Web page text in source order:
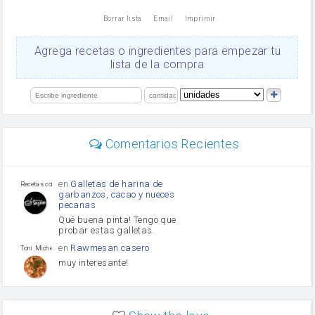
Ajos
orégano
limón
Borrar lista Email Imprimir
Agrega recetas o ingredientes para empezar tu
lista de la compra
Comentarios Recientes
Recetas con sazon
en Galletas de harina de
garbanzos, cacao y nueces
pecanas
Qué buena pinta! Tengo que
probar estas galletas.
Toni Michel Caubet
en Rawmesan casero
muy interesante!
enLasaña casera fácil y